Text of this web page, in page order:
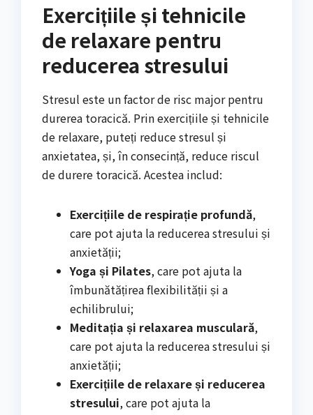
Exercițiile și tehnicile
de relaxare pentru
reducerea stresului
Stresul este un factor de risc major pentru
durerea toracică. Prin exercițiile și tehnicile
de relaxare, puteți reduce stresul și
anxietatea, și, în consecință, reduce riscul
de durere toracică. Acestea includ:
Exercițiile de respirație profundă,
care pot ajuta la reducerea stresului și
anxietății;
Yoga și Pilates, care pot ajuta la
îmbunătățirea flexibilității și a
echilibrului;
Meditația și relaxarea musculară,
care pot ajuta la reducerea stresului și
anxietății;
Exercițiile de relaxare și reducerea
stresului, care pot ajuta la